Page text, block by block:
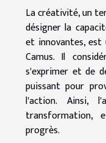
La créativité, un
désigner la
et innovantes, est
Camus. Il
s'exprimer et de
puissant pour
l'action. Ainsi,
progrès.